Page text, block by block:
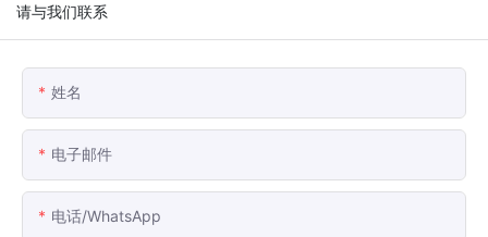
请与我们联系
姓名
电子邮件
电话/WhatsApp